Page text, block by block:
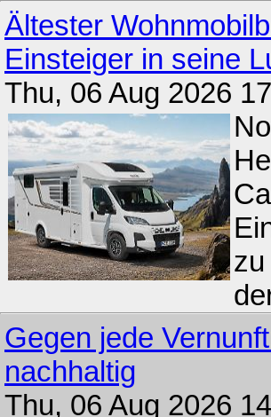
Ältester
Einsteiger in seine
Thu, 06 Aug 2026
Gegen jede
nachhaltig
Thu, 06 Aug 2026